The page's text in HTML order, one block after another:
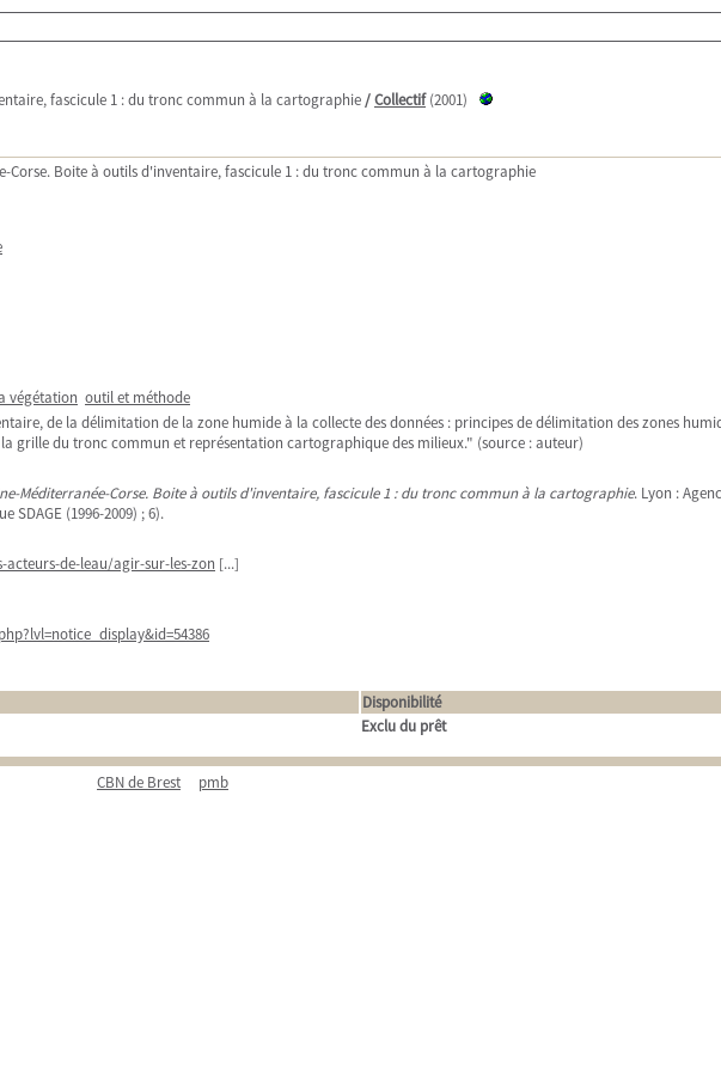
fascicule 1 : du tronc commun à la cartographie/Collectif(2001)
Corse. Boite à outils d'inventaire, fascicule 1 : du tronc commun à la cartographie
végétation outil et méthode
de la délimitation de la zone humide à la collecte des données : principes de délimitation des zones
grille du tronc commun et représentation cartographique des milieux." (source : auteur)
Méditerranée-Corse. Boite à outils d'inventaire, fascicule 1 : du tronc commun à la cartographie. Lyon :
SDAGE (1996-2009) ; 6).
de-leau/agir-sur-les-zon [...]
Disponibilité
Exclu du prêt
CBN de Brest pmb